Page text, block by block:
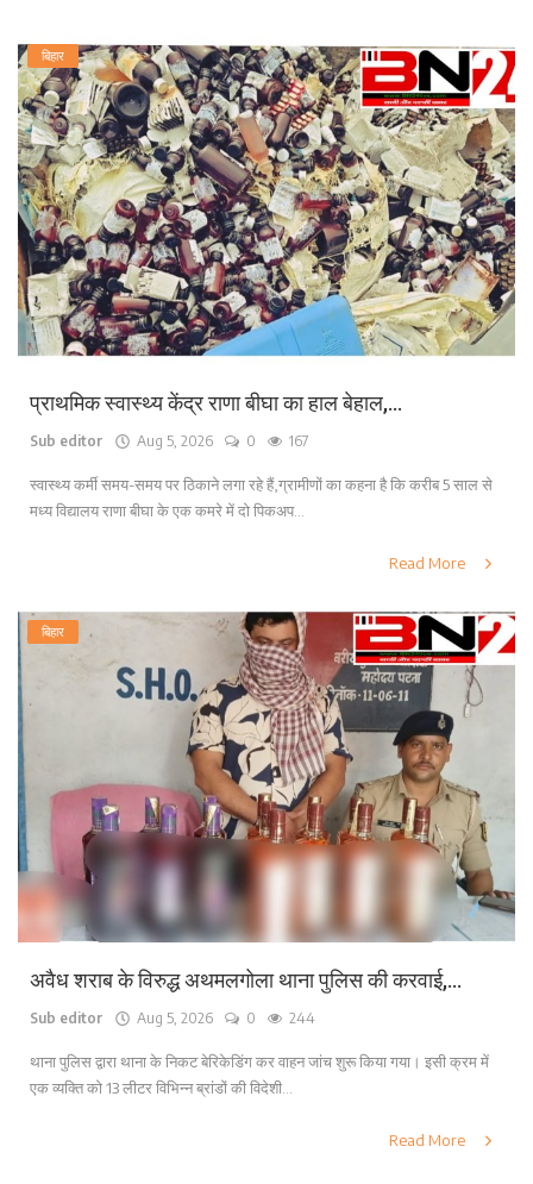
बिहार
प्राथमिक स्वास्थ्य केंद्र राणा बीघा का हाल बेहाल,...
Sub editor Aug 5, 2026 0 167
स्वास्थ्य कर्मी समय-समय पर ठिकाने लगा रहे हैं,ग्रामीणों का कहना है कि करीब 5 साल से
मध्य विद्यालय राणा बीघा के एक कमरे में दो पिकअप...
Read More
बिहार
अवैध शराब के विरुद्ध अथमलगोला थाना पुलिस की करवाई,...
Sub editor Aug 5, 2026 0 244
थाना पुलिस द्वारा थाना के निकट बेरिकेडिंग कर वाहन जांच शुरू किया गया। इसी क्रम में
एक व्यक्ति को 13 लीटर विभिन्न ब्रांडों की विदेशी...
Read More